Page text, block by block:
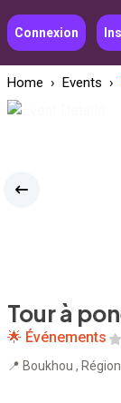
Connexion
Home › Events ›
Tour à
🌟 Événements
📍 Boukhou ,